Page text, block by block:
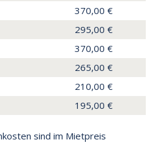
370,00 €
295,00 €
370,00 €
265,00 €
210,00 €
195,00 €
sind im Mietpreis